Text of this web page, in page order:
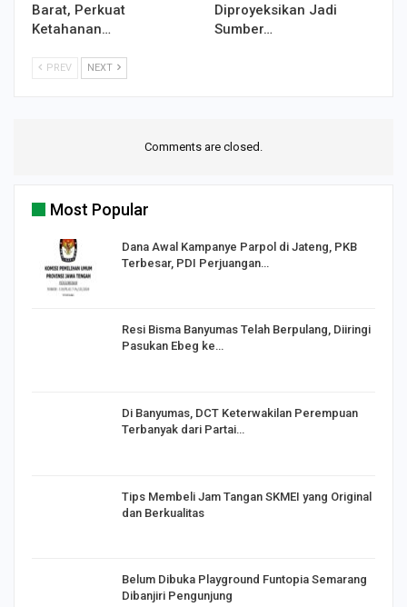
Barat, Perkuat
Ketahanan…
Diproyeksikan Jadi
Sumber…
PREV NEXT
Comments are closed.
Most Popular
Dana Awal Kampanye Parpol di Jateng, PKB
Terbesar, PDI Perjuangan…
Resi Bisma Banyumas Telah Berpulang, Diiringi
Pasukan Ebeg ke…
Di Banyumas, DCT Keterwakilan Perempuan
Terbanyak dari Partai…
Tips Membeli Jam Tangan SKMEI yang Original
dan Berkualitas
Belum Dibuka Playground Funtopia Semarang
Dibanjiri Pengunjung